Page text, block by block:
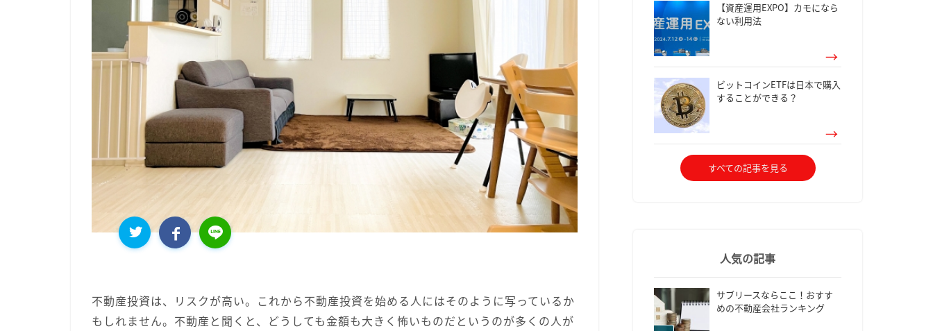
不動産投資は、リスクが高い。これから不動産投資を始める人にはそのように写っているか
もしれません。不動産と聞くと、どうしても金額も大きく怖いものだというのが多くの人が
【資産運用EXPO】カモになら
ない利用法
ビットコインETFは日本で購入
することができる？
すべての記事を見る
人気の記事
サブリースならここ！おすす
めの不動産会社ランキング